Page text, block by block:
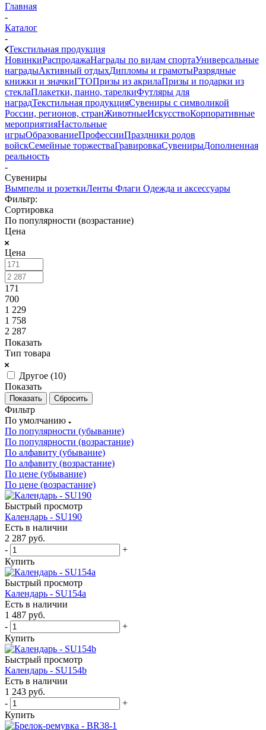
Главная
-
Каталог
-
Текстильная продукция
НовинкиРаспродажаНаграды по видам спортаУниверсальные
наградыАктивный отдыхДипломы и грамотыРазрядные
книжки и значкиГТОПризы из акрилаПризы и подарки из
стеклаПлакетки, панно, тарелкиФутляры для
наградТекстильная продукцияСувениры с символикой
России, регионов, странЖивотныеИскусствоКорпоративные
мероприятияНастольные
игрыОбразованиеПрофессииПраздники родов
войскСемейные торжестваГравировкаСувенирыДополненная
реальность
-
Сувениры
Вымпелы и розеткиЛенты Флаги Одежда и аксессуары
Фильтр:
Сортировка
По популярности (возрастание)
Цена
Цена
171
700
1 229
1 758
2 287
Показать
Тип товара
Другое (10)
Показать
Сбросить
Фильтр
По умолчанию
По популярности (убывание)
По популярности (возрастание)
По алфавиту (убывание)
По алфавиту (возрастание)
По цене (убывание)
По цене (возрастание)
Быстрый просмотр
Календарь - SU190
Есть в наличии
2 287 руб.
-
+
Купить
Быстрый просмотр
Календарь - SU154a
Есть в наличии
1 487 руб.
-
+
Купить
Быстрый просмотр
Календарь - SU154b
Есть в наличии
1 243 руб.
-
+
Купить